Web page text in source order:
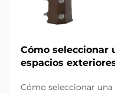
Cómo seleccionar
espacios
Cómo seleccionar una